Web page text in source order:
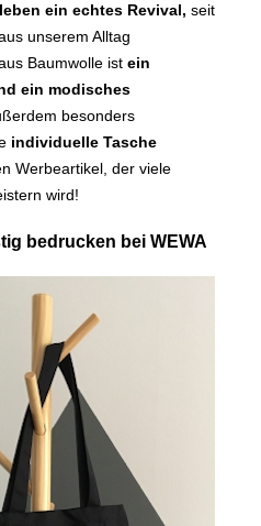
ein echtes Revival, seit
unserem Alltag
Baumwolle ist ein
ein modisches
besonders
individuelle Tasche
Werbeartikel, der viele
wird!
bedrucken bei WEWA